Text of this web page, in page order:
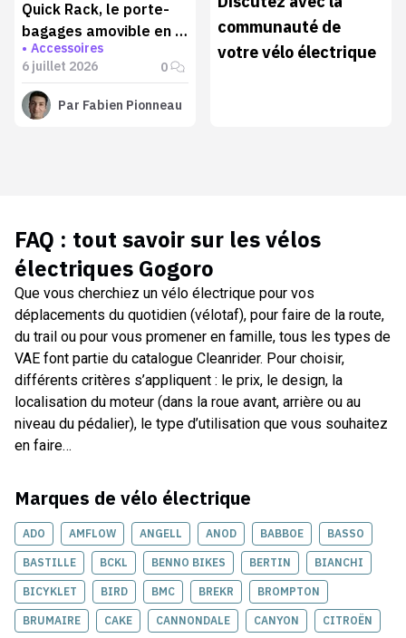
Quick Rack, le porte-
bagages amovible en 5
secondes
Accessoires
6 juillet 2026
0
Par Fabien Pionneau
communauté de
votre vélo électrique
FAQ : tout savoir sur lesvélos
électriques Gogoro
Que vous cherchiez un vélo électrique pour vos
déplacements du quotidien (vélotaf), pour faire de la route,
du trail ou pour vous promener en famille, tous les types de
VAE font partie du catalogue Cleanrider. Pour choisir,
différents critères s’appliquent : le prix, le design, la
localisation du moteur (dans la roue avant, arrière ou au
niveau du pédalier), le type d’utilisation que vous souhaitez
en faire…
Marques de vélo électrique
ADO AMFLOW ANGELL ANOD BABBOE BASSO
BASTILLE BCKL BENNO BIKES BERTIN BIANCHI
BICYKLET BIRD BMC BREKR BROMPTON
BRUMAIRE CAKE CANNONDALE CANYON CITROËN